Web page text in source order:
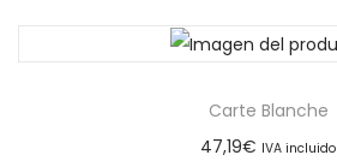
Carte Blanche
47,19€ IVA incluido